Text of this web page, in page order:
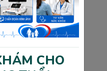
đương với khoảng 6
Đây là giai đoạn cuối
đánh dấu một bước
đầu chưa?
CHO